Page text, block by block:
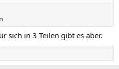
sich in 3 Teilen gibt es aber.